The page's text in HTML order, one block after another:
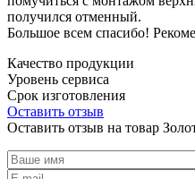
получился отменный.
Большое всем спасибо!
Качество продукции
Уровень сервиса
Срок изготовления
Оставить отзыв
Оставить отзыв на товар